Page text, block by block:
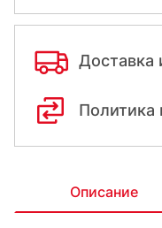
Доставка
Политика
Описание